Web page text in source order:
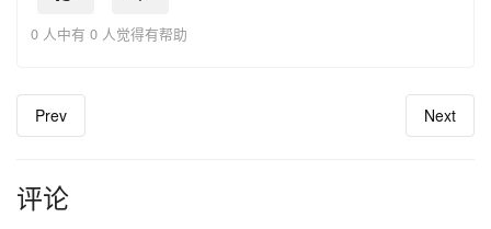
0 人中有 0 人觉得有帮助
Prev Next
评论